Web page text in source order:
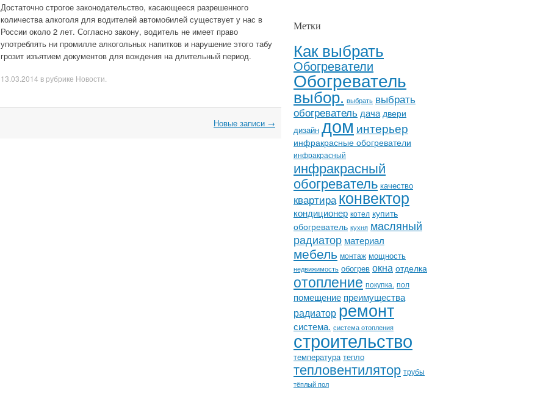
Достаточно строгое законодательство, касающееся разрешенного
количества алкоголя для водителей автомобилей существует у нас в
России около 2 лет. Согласно закону, водитель не имеет право
употреблять ни промилле алкогольных напитков и нарушение этого табу
грозит изъятием документов для вождения на длительный период.
13.03.2014 в рубрике Новости
Новые записи →
Метки
Как выбрать
Обогреватели
Обогреватель
выбор. выбрать выбрать
обогреватель дача двери
дизайн доминтерьер
инфракрасные обогреватели
инфракрасный
инфракрасный
обогреватель качество
квартираконвектор
кондиционер котел купить
обогреватель кухня масляный
радиатор материал
мебель монтаж мощность
недвижимость обогрев окна отделка
отопление покупка. пол
помещение преимущества
радиаторремонт
система. система отопления
строительство
температура тепло
тепловентилятор трубы
тёплый пол